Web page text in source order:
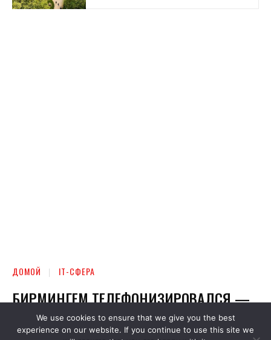
We use cookies to ensure that we give you the best
experience on our website. If you continue to use this site we